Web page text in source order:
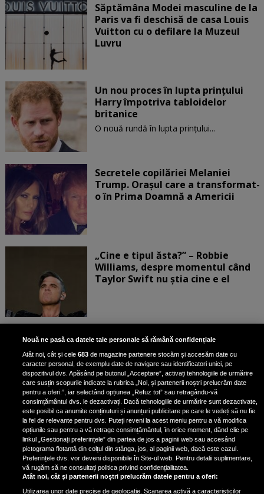
Săptămâna Modei masculine de la
Paris va fi deschisă de casa Louis
Vuitton cu o defilare la Muzeul
Luvru
Un nou proces în lupta prinţului
Harry împotriva tabloidelor
britanice
O nouă rundă în lupta prinţului...
Secretele copilăriei Melaniei
Trump. Orașul care a transformat-
o în Prima Doamnă a Americii
„Cine e tipul ăsta?” – Robbie
Williams, despre momentul când
Taylor Swift nu știa cine e el
Bruce Dickinson, solistul trupei
Iron Maiden, şi-a arătat talentul
de scrimer la un concurs în Franţa
Nicki Minaj, acuzată de agresiune
de fostul manager: Detalii șocante
din proces
Nicki Minaj le-a lăudat pe...
Nouă ne pasă ca datele tale personale să rămână confidențiale
Atât noi, cât și cele683 de magazine partenere stocăm și accesăm date cu
caracter personal, de exemplu date de navigare sau identificatori unici, pe
dispozitivul dvs. Apăsând pe butonul „Acceptare”, activați tehnologiile de urmărire
care susțin scopurile indicate la rubrica „Noi, și partenerii noștri prelucrăm date
pentru a oferi:”, iar selectând opțiunea „Refuz tot” sau retragându-vă
consimțământul dvs. le dezactivați. Dacă tehnologiile de urmărire sunt dezactivate,
este posibil ca anumite conținuturi și anunțuri publicitare pe care le vedeți să nu fie
la fel de relevante pentru dvs. Puteți reveni la acest meniu pentru a vă modifica
opțiunile sau pentru a vă retrage consimțământul, în orice moment, dând clic pe
linkul „Gestionați preferințele” din partea de jos a paginii web sau accesând
pictograma flotantă din colțul din stânga, jos, al paginii web, dacă este cazul.
Preferințele dvs. vor deveni disponibile în Site-ul web. Pentru detalii suplimentare,
vă rugăm să ne consultați politica privind confidențialitatea.
Atât noi, cât și partenerii noștri prelucrăm datele pentru a oferi:
Utilizarea unor date precise de geolocație. Scanarea activă a caracteristicilor